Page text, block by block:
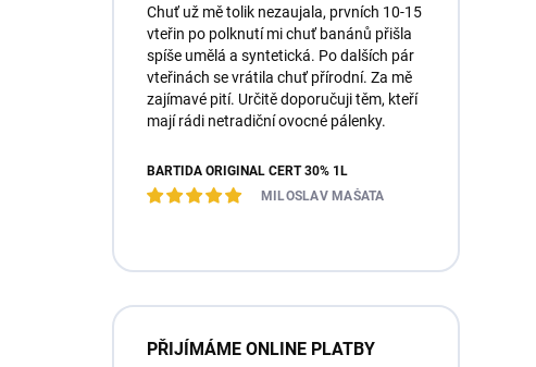
Chuť už mě tolik nezaujala, prvních 10-15
vteřin po polknutí mi chuť banánů přišla
spíše umělá a syntetická. Po dalších pár
vteřinách se vrátila chuť přírodní. Za mě
zajímavé pití. Určitě doporučuji těm, kteří
mají rádi netradiční ovocné pálenky.
BARTIDA ORIGINÁL ČERT 30% 1L
MILOSLAV MAŠATA
PŘIJÍMÁME ONLINE PLATBY